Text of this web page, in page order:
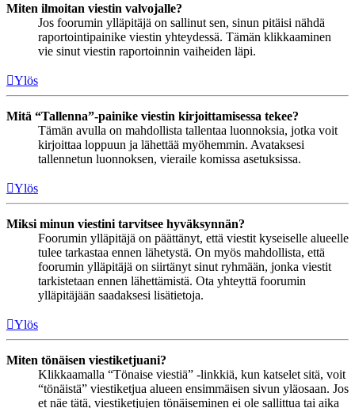
Miten ilmoitan viestin valvojalle?
Jos foorumin ylläpitäjä on sallinut sen, sinun pitäisi nähdä
raportointipainike viestin yhteydessä. Tämän klikkaaminen
vie sinut viestin raportoinnin vaiheiden läpi.
Ylös
Mitä “Tallenna”-painike viestin kirjoittamisessa tekee?
Tämän avulla on mahdollista tallentaa luonnoksia, jotka voit
kirjoittaa loppuun ja lähettää myöhemmin. Avataksesi
tallennetun luonnoksen, vieraile komissa asetuksissa.
Ylös
Miksi minun viestini tarvitsee hyväksynnän?
Foorumin ylläpitäjä on päättänyt, että viestit kyseiselle alueelle
tulee tarkastaa ennen lähetystä. On myös mahdollista, että
foorumin ylläpitäjä on siirtänyt sinut ryhmään, jonka viestit
tarkistetaan ennen lähettämistä. Ota yhteyttä foorumin
ylläpitäjään saadaksesi lisätietoja.
Ylös
Miten tönäisen viestiketjuani?
Klikkaamalla “Tönaise viestiä” -linkkiä, kun katselet sitä, voit
“tönäistä” viestiketjua alueen ensimmäisen sivun yläosaan. Jos
et näe tätä, viestiketjujen tönäiseminen ei ole sallittua tai aika